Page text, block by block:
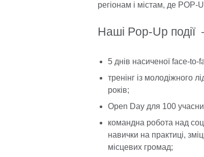
регіонам і містам, де
Наші Pop-Up
5 днів насиченої face-to-
тренінг із молодіжного
років;
Open Day для 100
командна робота над
навички на практиці,
місцевих громад;